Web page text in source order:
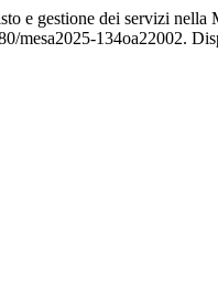
e gestione dei servizi
mesa2025-134oa22002.